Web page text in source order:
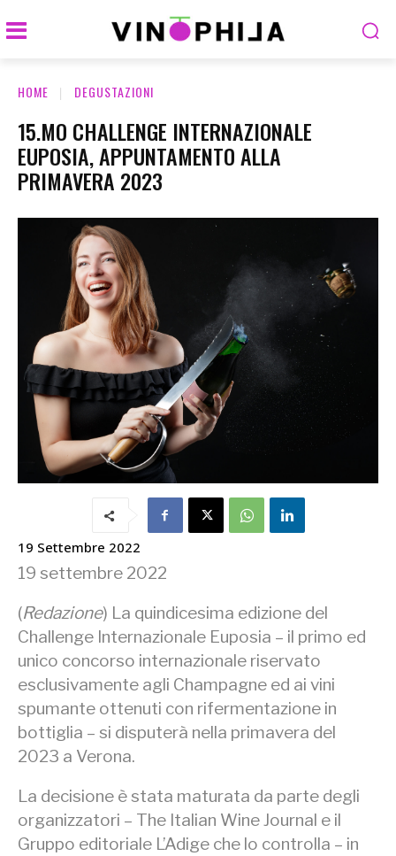
HOME DEGUSTAZIONI
15.MO CHALLENGE INTERNAZIONALE
EUPOSIA, APPUNTAMENTO ALLA
PRIMAVERA 2023
19 Settembre 2022
19 settembre 2022
(Redazione) La quindicesima edizione del
Challenge Internazionale Euposia – il primo ed
unico concorso internazionale riservato
esclusivamente agli Champagne ed ai vini
spumante ottenuti con rifermentazione in
bottiglia – si disputerà nella primavera del
2023 a Verona.
La decisione è stata maturata da parte degli
organizzatori – The Italian Wine Journal e il
Gruppo editoriale L’Adige che lo controlla – in